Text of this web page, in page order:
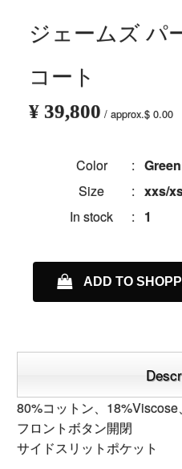
ジェームズ パ
コート
¥ 39,800 / approx.$ 0.00
Color : Green
Size
: xxs/
In stock
: 1
ADD TO
80%コットン、
フロントボタン開閉
サイドスリットポケット